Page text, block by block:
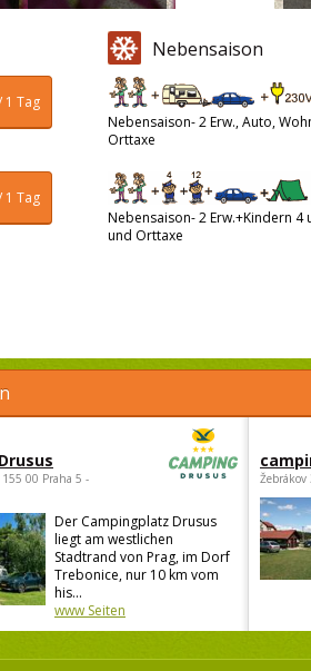
1 Tag
1 Tag
Nebensaison
Nebensaison- 2 Erw., Auto,
Orttaxe
Nebensaison- 2 Erw.+Kindern 4
und Orttaxe
00 Praha 5 -
Der Campingplatz Drusus
liegt am westlichen
Stadtrand von Prag, im Dorf
Trebonice, nur 10 km vom
his...
www Seiten
Žebrákov